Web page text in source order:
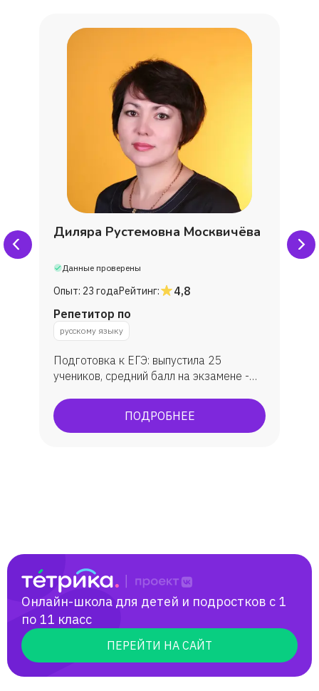
Диляра Рустемовна Москвичёва
Данные проверены
Опыт: 23 годаРейтинг:
4,8
Репетитор по
русскому языку
Подготовка к ЕГЭ: выпустила 25
учеников, средний балл на экзамене -
учениками, средняя оценка - 4.
Подготовка к олимпиадам:
ПОДРОБНЕЕ
Онлайн-школа для детей и подростков с 1
по 11 класс
ПЕРЕЙТИ НА САЙТ